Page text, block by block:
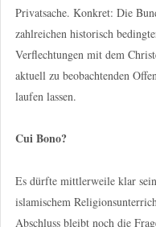
Privatsache. Konkret: Die
zahlreichen historisch
Verflechtungen mit dem
aktuell zu beobachtenden
laufen lassen.
Cui Bono?
Es dürfte mittlerweile klar
islamischem
Abschluss bleibt noch die